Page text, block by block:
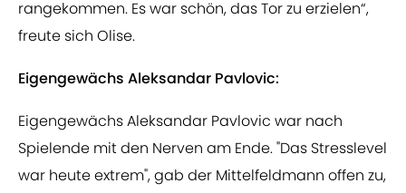
rangekommen. Es war schön, das Tor zu erzielen“,
freute sich Olise.
Eigengewächs Aleksandar Pavlovic:
Eigengewächs Aleksandar Pavlovic war nach
Spielende mit den Nerven am Ende. "Das Stresslevel
war heute extrem", gab der Mittelfeldmann offen zu,